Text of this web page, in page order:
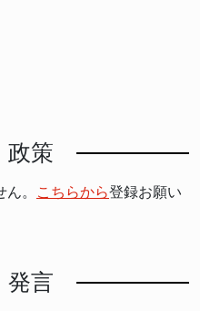
政策
。 こちらから登録お願い
発言